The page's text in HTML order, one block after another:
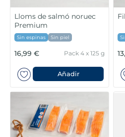
Lloms de salmó noruec
Premium
Sin espinas Sin piel
16,99 € Pack 4 x 125 g
Añadir
. listísimos